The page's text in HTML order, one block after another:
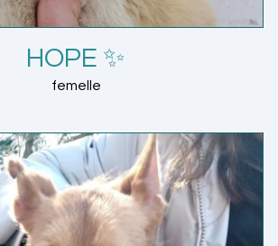
HOPE ✨
femelle